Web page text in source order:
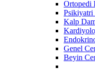
Ortopedi
Kalp
Genel
Beyin